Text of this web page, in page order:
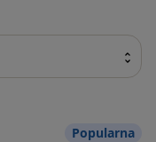
Popularna